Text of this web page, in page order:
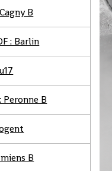
B
: Barlin
Peronne B
B